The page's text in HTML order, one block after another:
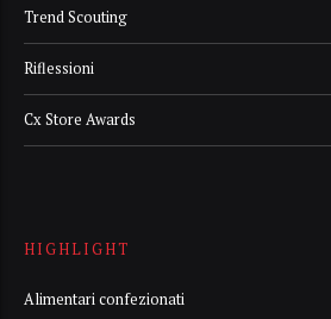
Trend Scouting
Riflessioni
Cx Store Awards
HIGHLIGHT
Alimentari confezionati